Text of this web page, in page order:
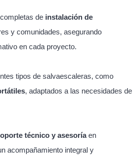
de instalación de
y comunidades, asegurando
en cada proyecto.
tipos de salvaescaleras, como
, adaptados a las necesidades de
técnico y asesoríaen
acompañamiento integral y